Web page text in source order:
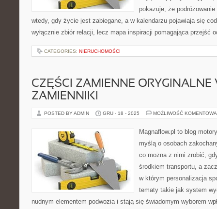
pokazuje, że
wtedy, gdy życie jest zabiegane, a w kalendarzu pojawiają się
wyłącznie zbiór relacji, lecz mapa inspiracji pomagająca przejść
CATEGORIES: NIERUCHOMOŚCI
CZĘŚCI ZAMIENNE ORYGINALNE
ZAMIENNIKI
POSTED BY ADMIN GRU - 18 - 2025 MOŻLIWOŚĆ
Magnaflow.pl to blog
myślą o osobach
co można z nimi zrobić,
środkiem transportu, a
w którym personalizacja
tematy takie jak system
nudnym elementem podwozia i stają się świadomym wyborem